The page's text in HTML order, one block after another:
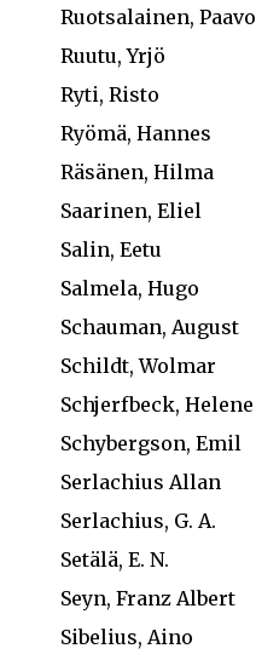
Ruotsalainen, Paavo
Ruutu, Yrjö
Ryti, Risto
Ryömä, Hannes
Räsänen, Hilma
Saarinen, Eliel
Salin, Eetu
Salmela, Hugo
Schauman, August
Schildt, Wolmar
Schjerfbeck, Helene
Schybergson, Emil
Serlachius Allan
Serlachius, G. A.
Setälä, E. N.
Seyn, Franz Albert
Sibelius, Aino